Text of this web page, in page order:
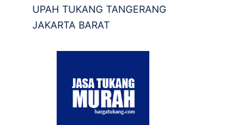
UPAH TUKANG TANGERANG
JAKARTA BARAT